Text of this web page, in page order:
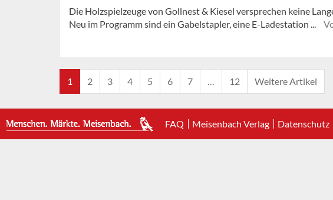
Die Holzspielzeuge von Gollnest & Kiesel versprechen keine
Neu im Programm sind ein Gabelstapler, eine E-Ladestation ...
1 2 3 4 5 6 7 12 Weitere Artikel
FAQ Meisenbach Verlag Datenschutz